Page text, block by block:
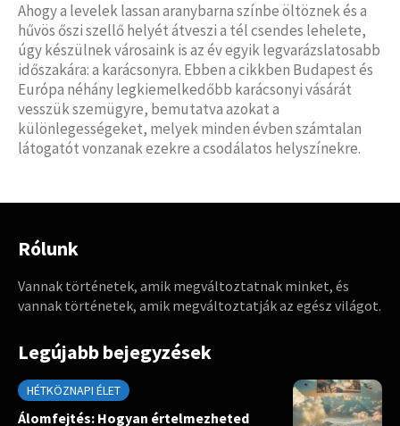
Ahogy a levelek lassan aranybarna színbe öltöznek és a
hűvös őszi szellő helyét átveszi a tél csendes lehelete,
úgy készülnek városaink is az év egyik legvarázslatosabb
időszakára: a karácsonyra. Ebben a cikkben Budapest és
Európa néhány legkiemelkedőbb karácsonyi vásárát
vesszük szemügyre, bemutatva azokat a
különlegességeket, melyek minden évben számtalan
látogatót vonzanak ezekre a csodálatos helyszínekre.
Rólunk
Vannak történetek, amik megváltoztatnak minket, és
vannak történetek, amik megváltoztatják az egész világot.
Legújabb bejegyzések
HÉTKÖZNAPI ÉLET
Álomfejtés: Hogyan értelmezheted